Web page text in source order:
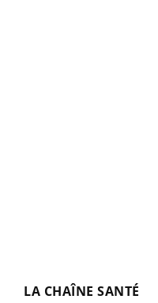
LA CHAÎNE SANTÉ